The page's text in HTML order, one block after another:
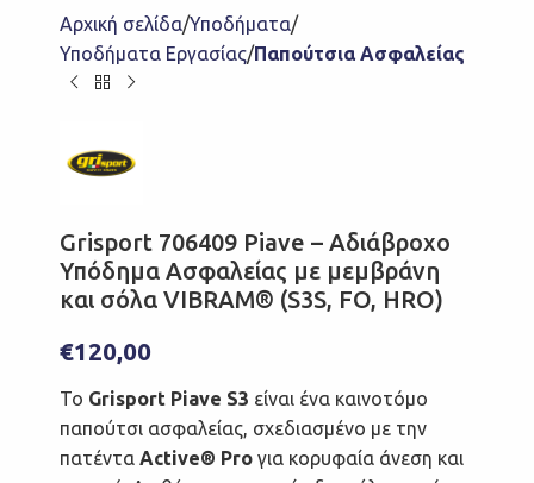
Αρχική σελίδα Υποδήματα
Υποδήματα Εργασίας Παπούτσια Ασφαλείας
Grisport 706409 Piave – Αδιάβροχο
Υπόδημα Ασφαλείας με μεμβράνη
και σόλα VIBRAM® (S3S, FO, HRO)
€120,00
Το Grisport Piave S3 είναι ένα καινοτόμο
παπούτσι ασφαλείας, σχεδιασμένο με την
πατέντα Active® Pro για κορυφαία άνεση και